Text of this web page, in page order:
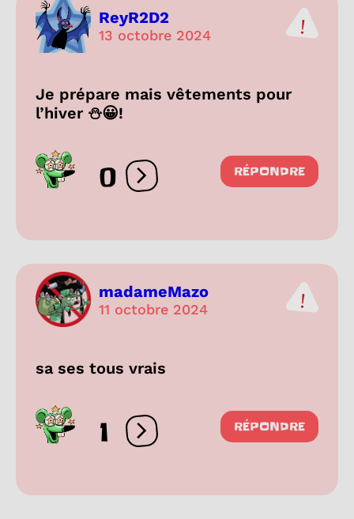
ReyR2D2
13 octobre 2024
Je prépare mais vêtements pour
l’hiver ⛄️😀!
0 Ouvrir les réactions
RÉPONDRE
madameMazo
11 octobre 2024
sa ses tous vrais
1 Ouvrir les réactions
RÉPONDRE